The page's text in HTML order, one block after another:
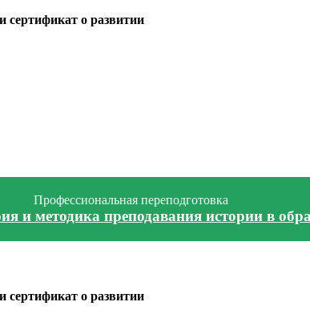
сертификат о развитии
Профессиональная переподготовка
и методика преподавания истории в
сертификат о развитии